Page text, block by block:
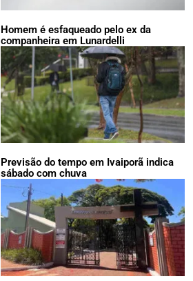
Homem é esfaqueado pelo ex da
companheira em Lunardelli
Previsão do tempo em Ivaiporã indica
sábado com chuva